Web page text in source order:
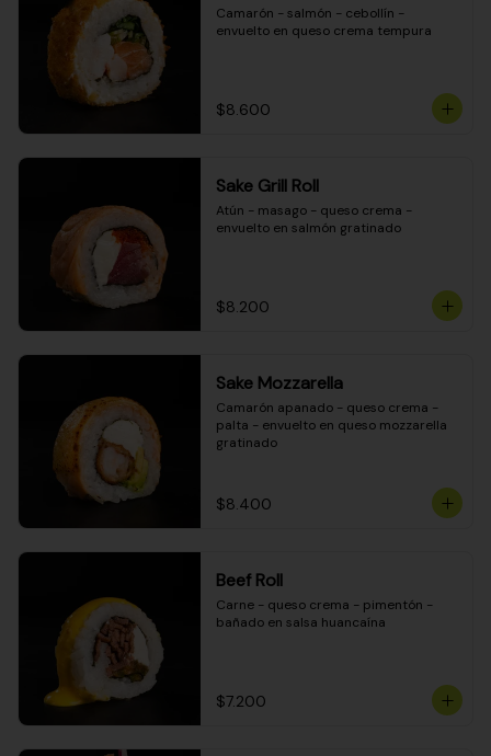
Camarón - salmón - cebollín -
envuelto en queso crema tempura
$8.600
Sake Grill Roll
Atún - masago - queso crema -
envuelto en salmón gratinado
$8.200
Sake Mozzarella
Camarón apanado - queso crema -
palta - envuelto en queso mozzarella
gratinado
$8.400
Beef Roll
Carne - queso crema - pimentón -
bañado en salsa huancaína
$7.200